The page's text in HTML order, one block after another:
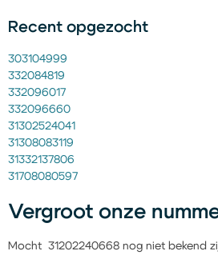
Recent opgezocht
303104999
332084819
332096017
332096660
31302524041
31308083119
31332137806
31708080597
Vergroot onze
Mocht 31202240668 nog niet bekend